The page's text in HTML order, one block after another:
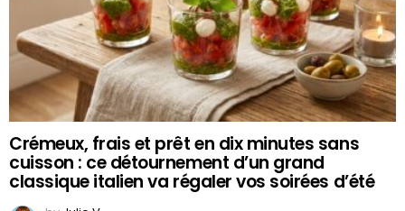
Crémeux, frais et prêt en dix minutes sans
cuisson : ce détournement d’un grand
classique italien va régaler vos soirées d’été